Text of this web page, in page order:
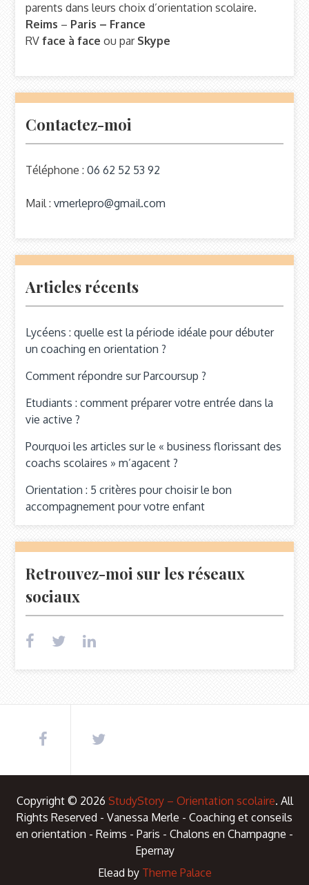
parents dans leurs choix d’orientation scolaire.
Reims – Paris – France
RVface à face ou par Skype
Contactez-moi
Téléphone :06 62 52 53 92
Mail :vmerlepro@gmail.com
Articles récents
Lycéens : quelle est la période idéale pour débuter
un coaching en orientation ?
Comment répondre sur Parcoursup ?
Etudiants : comment préparer votre entrée dans la
vie active ?
Pourquoi les articles sur le « business florissant des
coachs scolaires » m’agacent ?
Orientation : 5 critères pour choisir le bon
accompagnement pour votre enfant
Retrouvez-moi sur les réseaux
sociaux
Copyright © 2026 StudyStory – Orientation scolaire. All
Rights Reserved - Vanessa Merle - Coaching et conseils
en orientation - Reims - Paris - Chalons en Champagne -
Epernay
Elead by Theme Palace